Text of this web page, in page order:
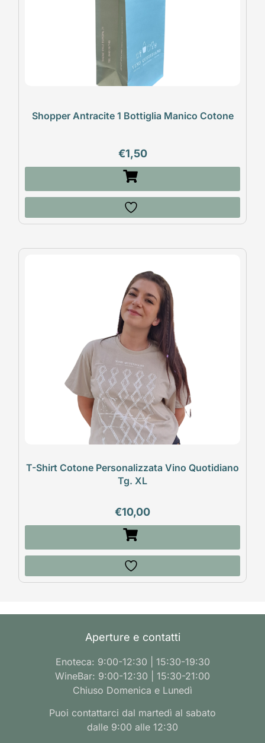
Shopper Antracite 1 Bottiglia Manico Cotone
€1,50
T-Shirt Cotone Personalizzata Vino Quotidiano
Tg. XL
€10,00
Aperture e contatti
Enoteca: 9:00-12:30 | 15:30-19:30
WineBar: 9:00-12:30 | 15:30-21:00
Chiuso Domenica e Lunedì
Puoi contattarci dal martedì al sabato
dalle 9:00 alle 12:30